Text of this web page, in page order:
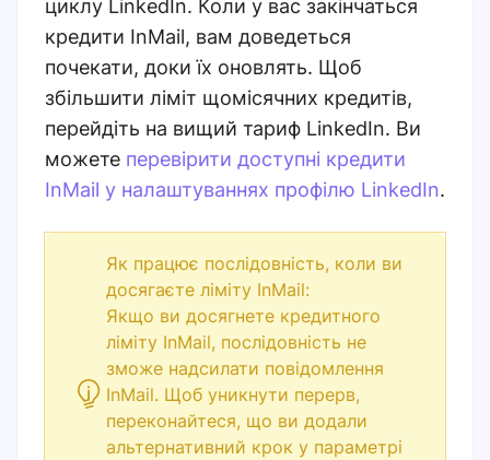
циклу LinkedIn. Коли у вас закінчаться
кредити InMail, вам доведеться
почекати, доки їх оновлять. Щоб
збільшити ліміт щомісячних кредитів,
перейдіть на вищий тариф LinkedIn. Ви
можете перевірити доступні кредити
InMail у налаштуваннях профілю LinkedIn.
Як працює послідовність, коли ви
досягаєте ліміту InMail:
Якщо ви досягнете кредитного
ліміту InMail, послідовність не
зможе надсилати повідомлення
InMail. Щоб уникнути перерв,
переконайтеся, що ви додали
альтернативний крок у параметрі